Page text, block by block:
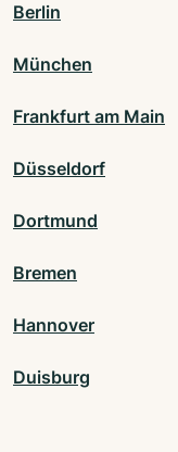
Berlin
München
Frankfurt am Main
Düsseldorf
Dortmund
Bremen
Hannover
Duisburg